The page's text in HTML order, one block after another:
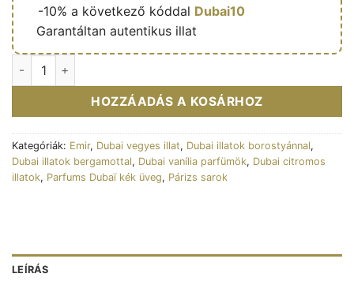
-10% a következő kóddal Dubai10
Garantáltan autentikus illat
Voux Turquoise - Eau de parfum mixte (flacon bleu 100 ml) -
HOZZÁADÁS A KOSÁRHOZ
Kategóriák: Emir, Dubai vegyes illat, Dubai illatok borostyánnal,
Dubai illatok bergamottal, Dubai vanília parfümök, Dubai citromos
illatok, Parfums Dubaï kék üveg, Párizs sarok
LEÍRÁS